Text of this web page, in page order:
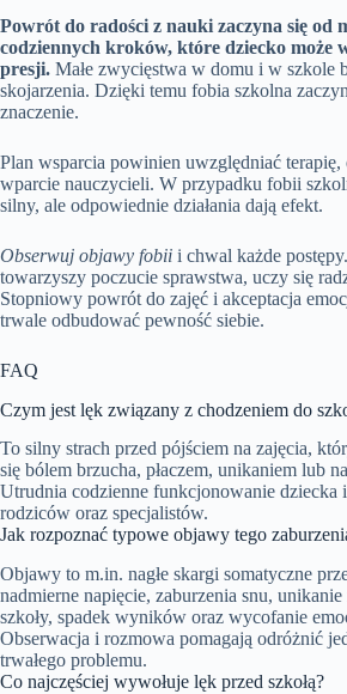
Powrót do radości z nauki zaczyna się od
codziennych kroków, które dziecko może
presji. Małe zwycięstwa w domu i w szkole
skojarzenia. Dzięki temu fobia szkolna
znaczenie.
Plan wsparcia powinien uwzględniać
wparcie nauczycieli. W przypadku fobii
silny, ale odpowiednie działania dają efekt.
Obserwuj objawy fobii i chwal każde
towarzyszy poczucie sprawstwa, uczy się
Stopniowy powrót do zajęć i akceptacja
trwale odbudować pewność siebie.
FAQ
Czym jest lęk związany z chodzeniem do
To silny strach przed pójściem na zajęcia,
się bólem brzucha, płaczem, unikaniem lub
Utrudnia codzienne funkcjonowanie dziecka
rodziców oraz specjalistów.
Jak rozpoznać typowe objawy tego
Objawy to m.in. nagłe skargi somatyczne
nadmierne napięcie, zaburzenia snu,
szkoły, spadek wyników oraz wycofanie
Obserwacja i rozmowa pomagają odróżnić
trwałego problemu.
Co najczęściej wywołuje lęk przed szkołą?